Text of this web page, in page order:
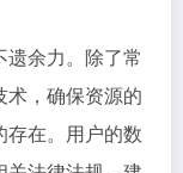
余力。除了常
，确保资源的
在。用户的数